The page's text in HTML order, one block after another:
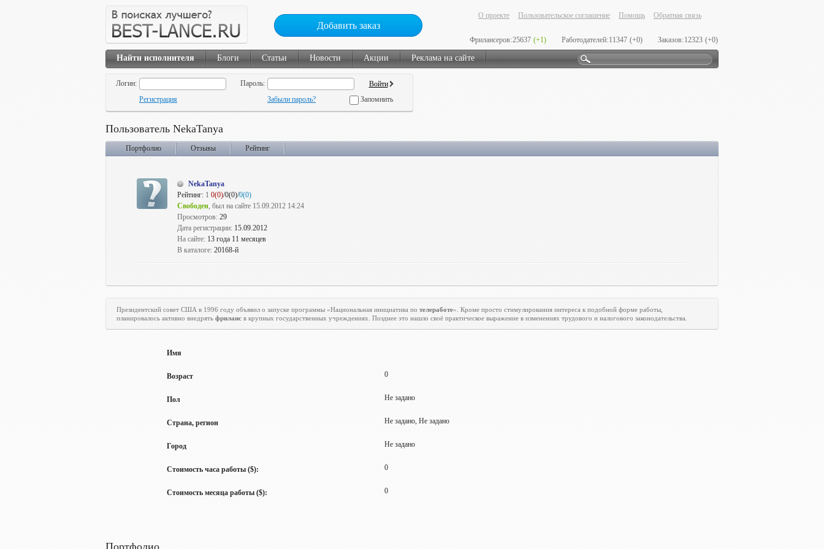
Добавить заказ
О проекте Пользовательское соглашение Помощь Обратная связь
Фрилансеров:25637 (+1) Работодателей:11347 (+0) Заказов:12323 (+0)
Найти исполнителя Блоги Статьи Новости Акции Реклама на сайте
Логин:
Пароль:
Регистрация
Забыли пароль? Запомнить
Пользователь NekaTanya
Портфолио Отзывы Рейтинг
NekaTanya
Рейтинг: 1 0(0)/0(0)/0(0)
Свободен, был на сайте 15.09.2012 14:24
Просмотров: 29
Дата регистрации: 15.09.2012
На сайте: 13 года 11 месяцев
В каталоге: 20168-й
Президентский совет США в 1996 году объявил о запуске программы «Национальная инициатива по телеработе». Кроме просто стимулирования интереса к подобной форме работы,
планировалось активно внедрять фриланс в крупных государственных учреждениях. Позднее это нашло своё практическое выражение в изменениях трудового и налогового законодательства.
Имя
Возраст 0
Пол Не задано
Страна, регион Не задано, Не задано
Город Не задано
Стоимость часа работы ($): 0
Стоимость месяца работы ($): 0
Портфолио